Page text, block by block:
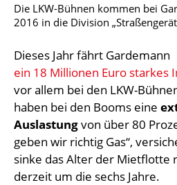
Die LKW-Bühnen kommen bei
2016 in die Division
Dieses Jahr fährt Gardemann
ein 18 Millionen Euro starkes
vor allem bei den LKW-
haben bei den Booms eine
Auslastungvon über 80
geben wir richtig Gas“,
sinke das Alter der Mietflotte
derzeit um die sechs Jahre.